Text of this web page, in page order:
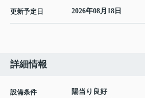
更新予定日 2026年08月18日
詳細情報
設備条件
陽当り良好